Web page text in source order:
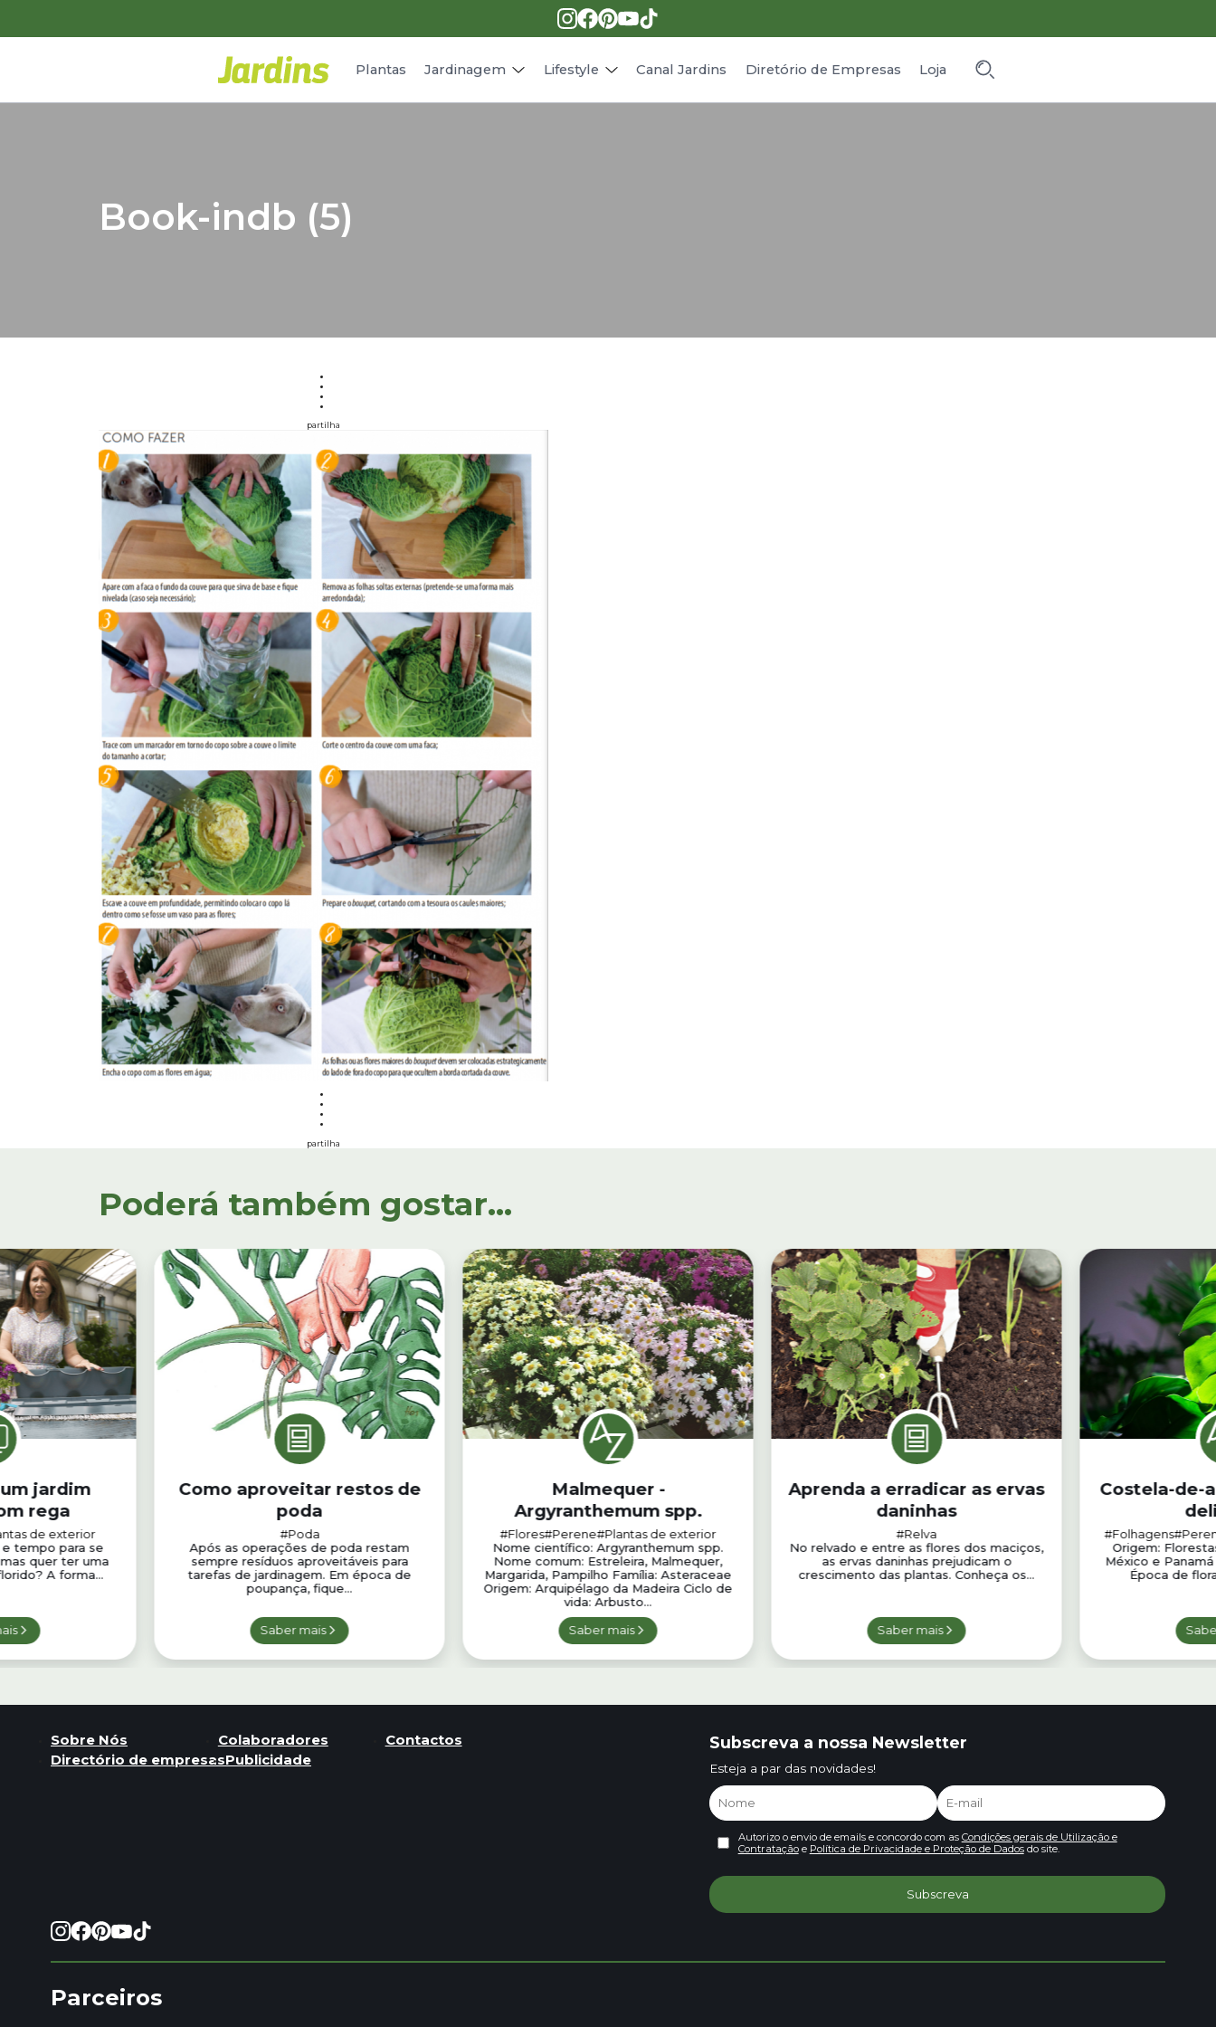
Plantas Jardinagem Lifestyle
Receitas
Canal Jardins Diretório de Empresas Loja
Book-indb (5)
partilha
partilha
Poderá também gostar...
jardim
rega
de exterior
tempo para se
quer ter uma
A forma...
Como aproveitar restos de
poda
#Poda
Após as operações de poda restam
sempre resíduos aproveitáveis para
tarefas de jardinagem. Em época de
poupança, fique...
Saber mais
Malmequer -
Argyranthemum spp.
#Flores#Perene#Plantas de exterior
Nome científico: Argyranthemum spp.
Nome comum: Estreleira, Malmequer,
Margarida, Pampilho Família: Asteraceae
Origem: Arquipélago da Madeira Ciclo de
vida: Arbusto...
Saber mais
Aprenda a erradicar as ervas
daninhas
#Relva
No relvado e entre as flores dos maciços,
as ervas daninhas prejudicam o
crescimento das plantas. Conheça os...
Saber mais
Costela-de-
#Folhagens
Origem:
México e
Época de
Sobre Nós Colaboradores
Contactos
Directório de empresasPublicidade
Subscreva a nossa Newsletter
Esteja a par das novidades!
Autorizo o envio de emails e concordo com as Condições gerais de Utilização e
Contrataçãoe Política de Privacidade e Proteção de Dadosdo site.
Parceiros